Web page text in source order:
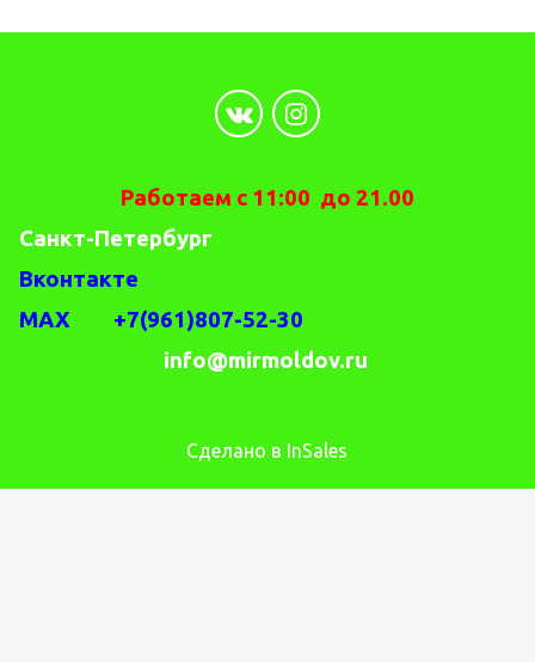
Работаем с 11:00 до 21.00
Санкт-Петербург
Вконтакте
MAX +7(961)807-52-30
info@mirmoldov.ru
Сделано в InSales